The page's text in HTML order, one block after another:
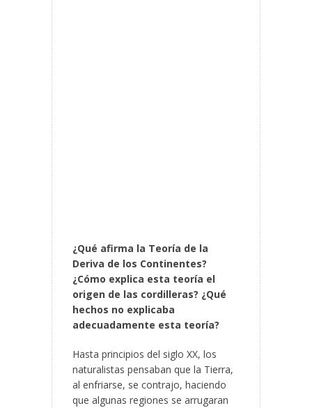
¿Qué afirma la Teoría de la
Deriva de los Continentes?
¿Cómo explica esta teoría el
origen de las cordilleras? ¿Qué
hechos no explicaba
adecuadamente esta teoría?
Hasta principios del siglo XX, los
naturalistas pensaban que la Tierra,
al enfriarse, se contrajo, haciendo
que algunas regiones se arrugaran